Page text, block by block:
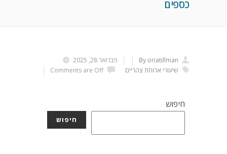
כספים
פברואר 28, 2025
By oriatillman
Comments are Off
שיעורי ארוחת צהריים
חיפוש
חיפוש